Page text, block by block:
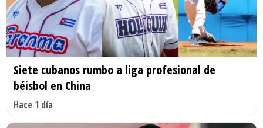
Siete cubanos rumbo a liga profesional de
béisbol en China
Hace 1 día